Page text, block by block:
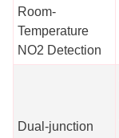
Room-
Temperature
NO2 Detection
Dual-junction